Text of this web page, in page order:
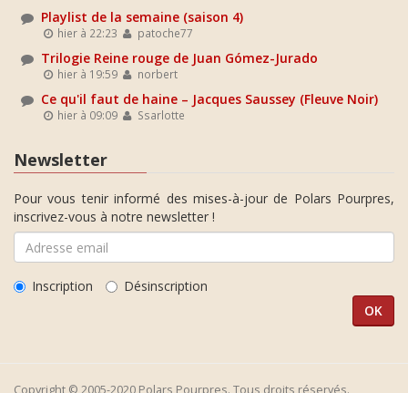
Playlist de la semaine (saison 4)
hier à 22:23 patoche77
Trilogie Reine rouge de Juan Gómez-Jurado
hier à 19:59 norbert
Ce qu'il faut de haine – Jacques Saussey (Fleuve Noir)
hier à 09:09 Ssarlotte
Newsletter
Pour vous tenir informé des mises-à-jour de Polars Pourpres,
inscrivez-vous à notre newsletter !
Inscription Désinscription